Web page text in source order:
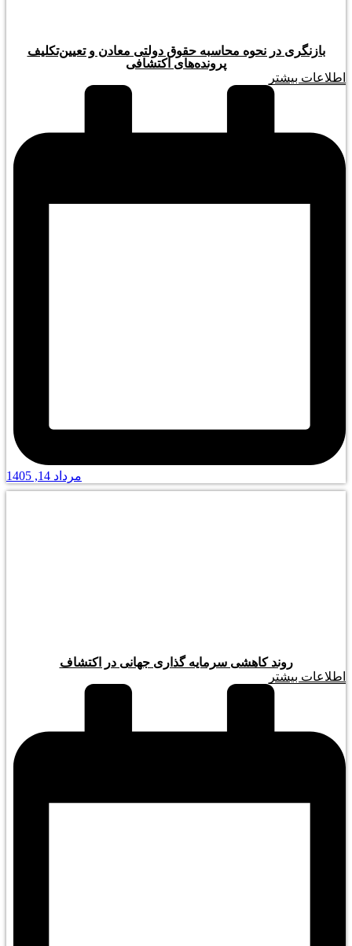
بازنگری در نحوه محاسبه حقوق دولتی معادن و تعیین‌تکلیف
پرونده‌های اکتشافی
اطلاعات بیشتر
مرداد 14, 1405
روند کاهشی سرمایه گذاری جهانی در اکتشاف
اطلاعات بیشتر